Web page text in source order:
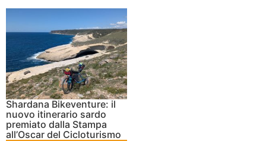
Shardana Bikeventure: il
nuovo itinerario sardo
premiato dalla Stampa
all’Oscar del Cicloturismo